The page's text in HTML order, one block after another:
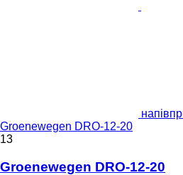
Groenewegen DRO-12-20
13
Groenewegen DRO-12-20